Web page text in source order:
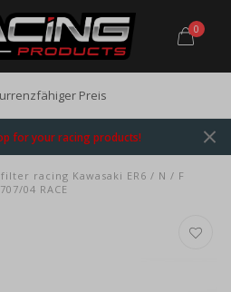
0
Preis
for your racing products!
racing Kawasaki ER6 / N / F
04 RACE